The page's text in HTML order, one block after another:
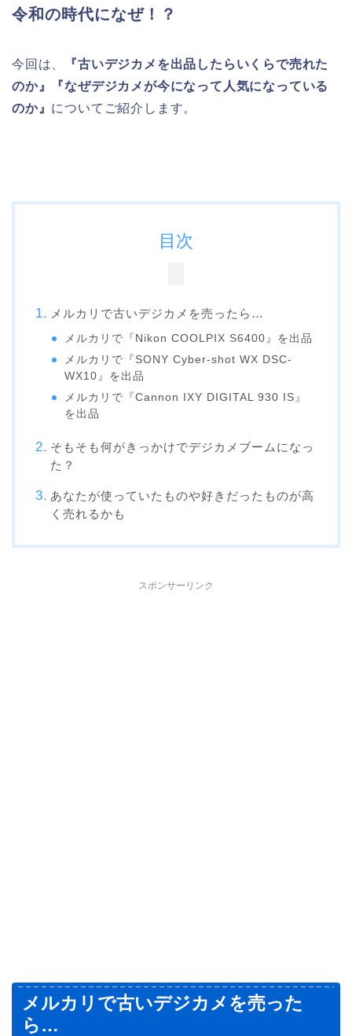
令和の時代になぜ！？
今回は、
『古いデジカメを出品したらいくらで売れた
のか』『なぜデジカメが今になって人気になっている
のか』 についてご紹介します。
目次
メルカリで古いデジカメを売ったら…
メルカリで『Nikon COOLPIX S6400』を出品
メルカリで『SONY Cyber-shot WX DSC-
WX10』を出品
メルカリで『Cannon IXY DIGITAL 930 IS』
を出品
そもそも何がきっかけでデジカメブームになっ
た？
あなたが使っていたものや好きだったものが高
く売れるかも
スポンサーリンク
メルカリで古いデジカメを売った
ら…